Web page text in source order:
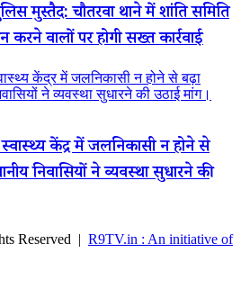
मुस्तैद: चौतरवा थाने में शांति समिति
वालों पर होगी सख्त कार्रवाई
केंद्र में जलनिकासी न होने से बढ़ा
ने व्यवस्था सुधारने की उठाई मांग।
केंद्र में जलनिकासी न होने से
निवासियों ने व्यवस्था सुधारने की
Reserved | R9TV.in : An initiative of